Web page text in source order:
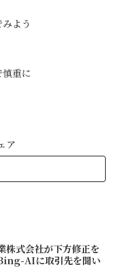
よう
重に
ア
株式会社が下方修正を
AIに取引先を聞い